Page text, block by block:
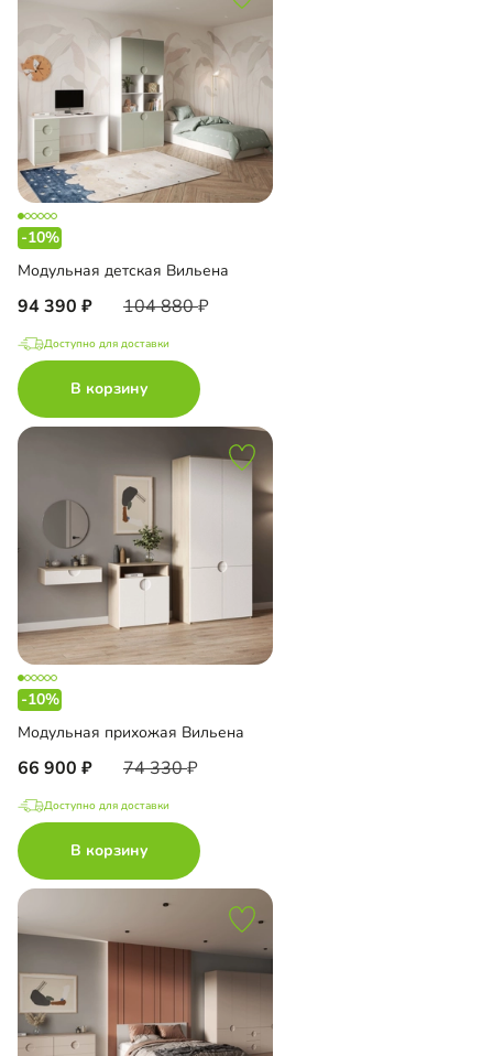
-10%
Модульная детская Вильена
94 390 104 880
Доступно для доставки
В корзину
-10%
Модульная прихожая Вильена
66 900 74 330
Доступно для доставки
В корзину